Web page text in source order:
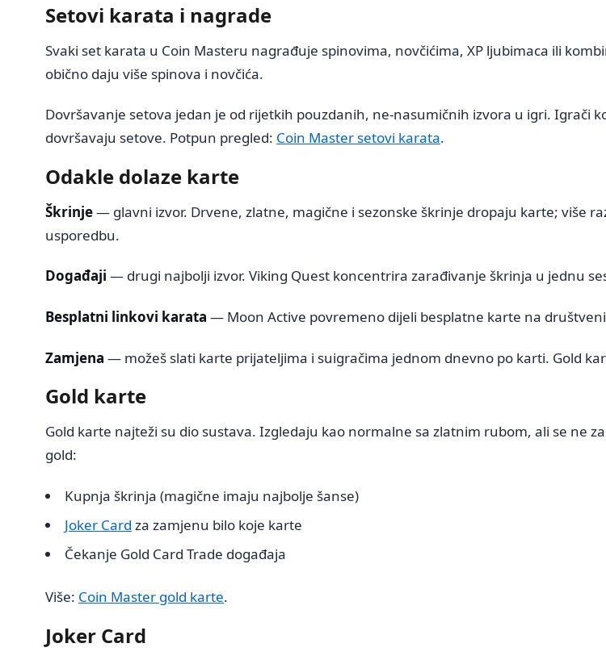
Setovi karata i nagrade
Svaki set karata u Coin Masteru nagrađuje spinovima, novčićima, XP ljubimaca ili
obično daju više spinova i novčića.
Dovršavanje setova jedan je od rijetkih pouzdanih, ne-nasumičnih izvora u igri. Igrači
dovršavaju setove. Potpun pregled: Coin Master setovi karata.
Odakle dolaze karte
Škrinje— glavni izvor. Drvene, zlatne, magične i sezonske škrinje dropaju karte; više
usporedbu.
Događaji — drugi najbolji izvor. Viking Quest koncentrira zarađivanje škrinja u jednu
Besplatni linkovi karata — Moon Active povremeno dijeli besplatne karte na
Zamjena — možeš slati karte prijateljima i suigračima jednom dnevno po karti. Gold
Gold karte
Gold karte najteži su dio sustava. Izgledaju kao normalne sa zlatnim rubom, ali se ne
gold:
Kupnja škrinja (magične imaju najbolje šanse)
Joker Card za zamjenu bilo koje karte
Čekanje Gold Card Trade događaja
Više: Coin Master gold karte.
Joker Card